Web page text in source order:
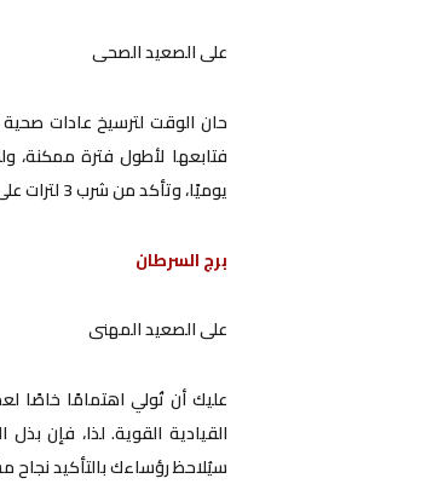
على الصعيد الصحى
حان الوقت لترسيخ عادات صحية
فتابعها لأطول فترة ممكنة،
يوميًا، وتأكد من شرب 3 لترات على الأقل يوميًا.
برج السرطان
على الصعيد المهنى
عليك أن تُولي اهتمامًا خاصًا
القيادية القوية. لذا، فإن
سيُلاحظ رؤساءك بالتأكيد